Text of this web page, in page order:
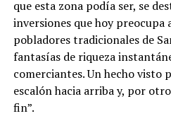
que esta zona podía ser, se
inversiones que hoy
pobladores tradicionales de
fantasías de riqueza
comerciantes. Un hecho visto
escalón hacia arriba y, por
fin”.